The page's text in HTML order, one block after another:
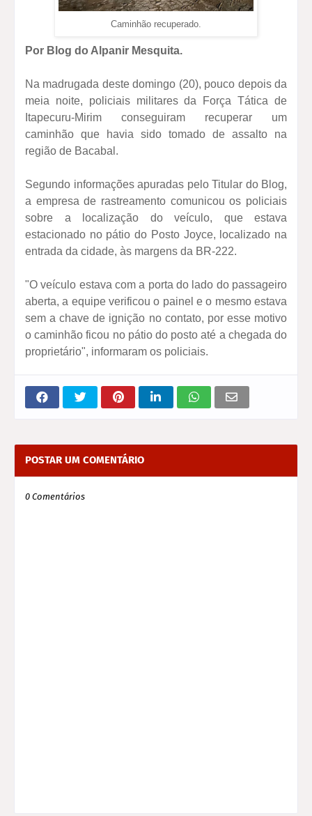
Caminhão recuperado.
Por Blog do Alpanir Mesquita.
Na madrugada deste domingo (20), pouco depois da
meia noite, policiais militares da Força Tática de
Itapecuru-Mirim conseguiram recuperar um
caminhão que havia sido tomado de assalto na
região de Bacabal.
Segundo informações apuradas pelo Titular do Blog,
a empresa de rastreamento comunicou os policiais
sobre a localização do veículo, que estava
estacionado no pátio do Posto Joyce, localizado na
entrada da cidade, às margens da BR-222.
"O veículo estava com a porta do lado do passageiro
aberta, a equipe verificou o painel e o mesmo estava
sem a chave de ignição no contato, por esse motivo
o caminhão ficou no pátio do posto até a chegada do
proprietário", informaram os policiais.
POSTAR UM COMENTÁRIO
0 Comentários